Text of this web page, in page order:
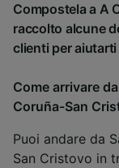
Compostela a A
raccolto alcune
clienti per
Come arrivare
Coruña-San
Puoi andare da
San Cristovo in